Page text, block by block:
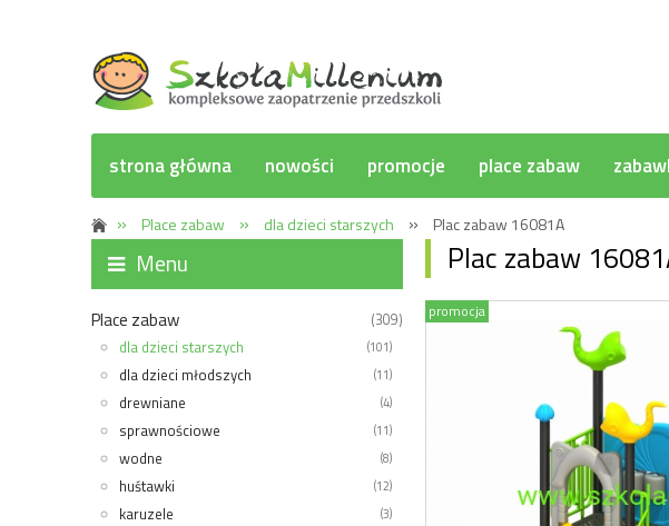
strona główna nowości promocje place zabaw
»
Place zabaw » dla dzieci starszych » Plac zabaw 16081A
Menu
Place zabaw (309)
dla dzieci starszych (101)
dla dzieci młodszych (11)
drewniane (4)
sprawnościowe (11)
wodne (8)
huśtawki (12)
karuzele (3)
Plac zabaw
promocja